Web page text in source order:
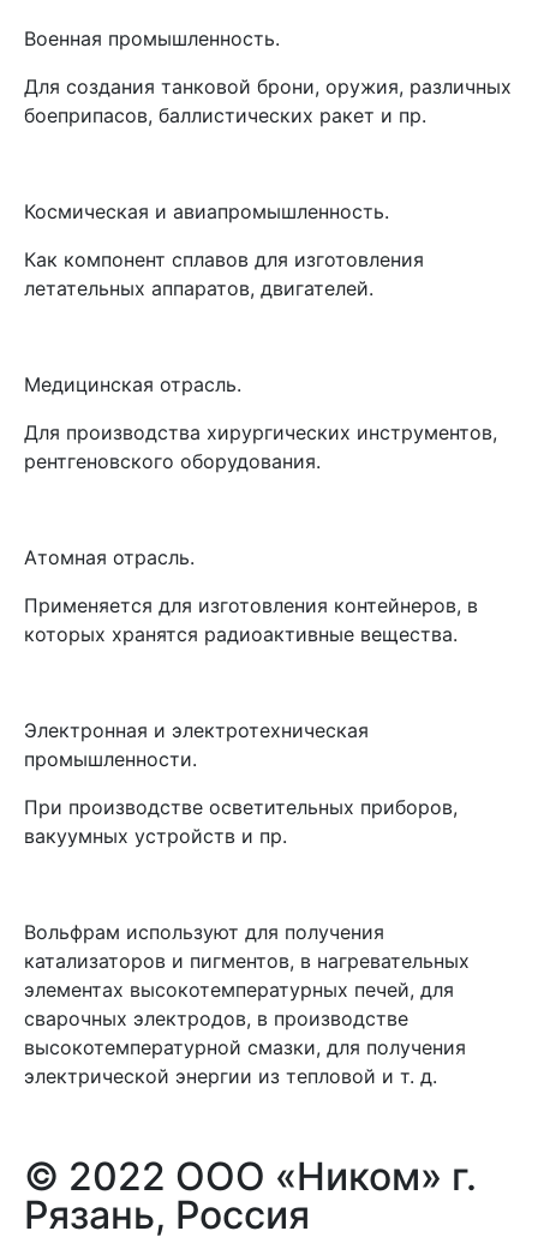
Военная промышленность.
Для создания танковой брони, оружия, различных
боеприпасов, баллистических ракет и пр.
Космическая и авиапромышленность.
Как компонент сплавов для изготовления
летательных аппаратов, двигателей.
Медицинская отрасль.
Для производства хирургических инструментов,
рентгеновского оборудования.
Атомная отрасль.
Применяется для изготовления контейнеров, в
которых хранятся радиоактивные вещества.
Электронная и электротехническая
промышленности.
При производстве осветительных приборов,
вакуумных устройств и пр.
Вольфрам используют для получения
катализаторов и пигментов, в нагревательных
элементах высокотемпературных печей, для
сварочных электродов, в производстве
высокотемпературной смазки, для получения
электрической энергии из тепловой и т. д.
© 2022 ООО «Ником» г.
Рязань, Россия